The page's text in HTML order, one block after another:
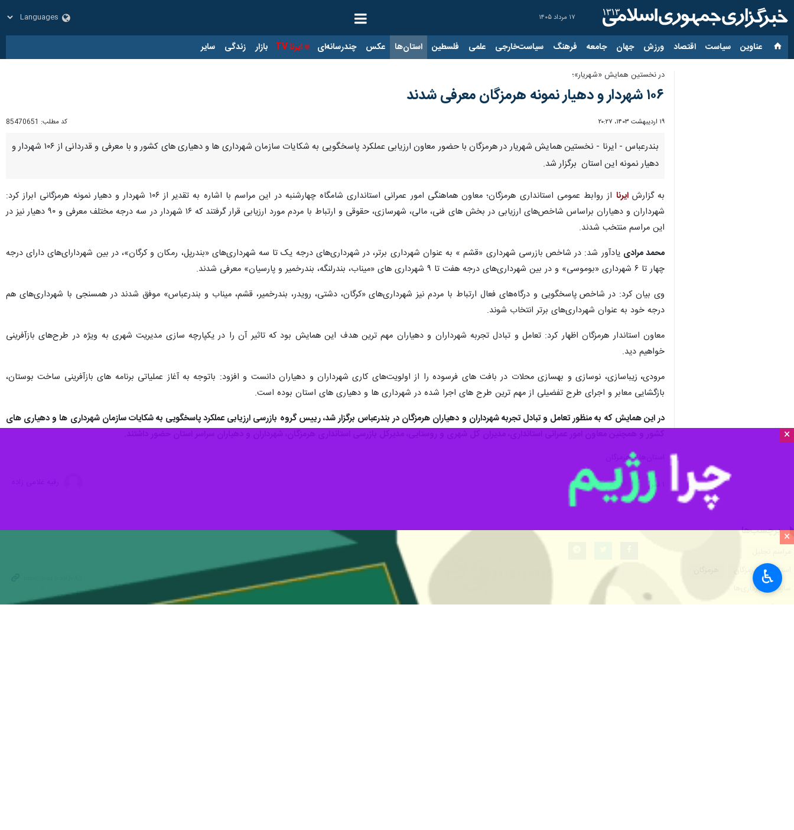
۱۷ مرداد ۱۴۰۵
عناوین‌ سیاست اقتصاد ورزش جهان جامعه فرهنگ سیاست‌خارجی علمی فلسطین استان‌ها عکس چندرسانه‌ای ایرنا TV بازار زندگی سایر
×
×
در نخستین همایش «شهریار»؛
۱۰۶ شهردار و دهیار نمونه هرمزگان معرفی شدند
۱۹ اردیبهشت ۱۴۰۳، ۲۰:۲۷ کد مطلب: 85470651
بندرعباس - ایرنا - نخستین همایش شهریار در هرمزگان با حضور معاون ارزیابی عملکرد پاسخگویی به شکایات سازمان شهرداری ها و دهیاری های کشور و با معرفی و قدردانی از ۱۰۶ شهردار و
دهیار نمونه این استان برگزار شد.
به گزارشایرنا
از روابط عمومی استانداری هرمزگان؛ معاون هماهنگی امور عمرانی استانداری شامگاه چهارشنبه در این مراسم با اشاره به تقدیر از ۱۰۶ شهردار و دهیار نمونه هرمزگانی ابراز کرد:
شهرداران و دهیاران براساس شاخص‌های ارزیابی در بخش های فنی، مالی، شهرسازی، حقوقی و ارتباط با مردم مورد ارزیابی قرار گرفتند که ۱۶ شهردار در سه درجه مختلف معرفی و ۹۰ دهیار نیز در
این مراسم منتخب شدند.
محمد مرادی یادآور شد: در شاخص بازرسی شهرداری «قشم » به عنوان شهرداری برتر، در شهرداری‌های درجه یک تا سه شهرداری‌های «بندرپل، رمکان و کرگان»، در بین شهردارای‌های دارای درجه
چهار تا ۶ شهرداری «بوموسی» و در بین شهرداری‌های درجه هفت تا ۹ شهرداری ‌های «میناب، بندرلنگه، بندرخمیر و پارسیان» معرفی شدند.
وی بیان کرد: در شاخص پاسخگویی و درگاه‌های فعال ارتباط با مردم نیز شهرداری‌های «کرگان، دشتی، رویدر، بندرخمیر، قشم، میناب و بندرعباس» موفق شدند در همسنجی با شهرداری‌های هم
درجه خود به عنوان شهرداری‌های برتر انتخاب شوند.
معاون استاندار هرمزگان اظهار کرد: تعامل و تبادل تجربه شهرداران و دهیاران مهم ترین هدف این همایش بود که تاثیر آن را در یکپارچه سازی مدیریت شهری به ویژه در طرح‌های بازآفرینی
خواهیم دید.
مرودی، زیباسازی، نوسازی و بهسازی محلات در بافت های فرسوده را از اولویت‌های کاری شهرداران و دهیاران دانست و افزود: باتوجه به آغاز عملیاتی برنامه های بازآفرینی‌ ساخت بوستان،
بازگشایی معابر و اجرای طرح تفضیلی از مهم ترین طرح های اجرا شده در شهرداری ها و دهیاری های استان بوده است.
در این همایش که به منظور تعامل و تبادل تجربه شهرداران و دهیاران هرمزگان در بندرعباس برگزار شد، رییس گروه بازرسی ارزیابی عملکرد پاسخگویی به شکایات سازمان شهرداری ها و دهیاری های
استان‌ها هرمزگان
برچسب‌ها
استانداری هرمزگان
سازمان شهرداری‌ها
بندرعباس
♿︎